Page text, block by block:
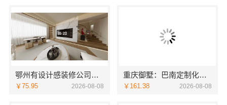
鄂州有设计感装修公司实景案例，湖北百年米莱
￥75.95 2026-08-08
重庆御墅：巴南定制化建房工期短
￥161.38 2026-08-08